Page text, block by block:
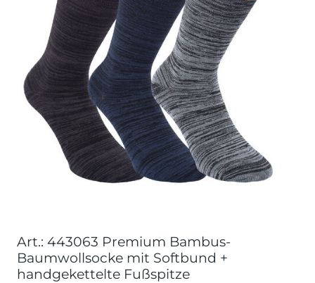
Art.: 443063 Premium Bambus-
Baumwollsocke mit Softbund +
handgekettelte Fußspitze